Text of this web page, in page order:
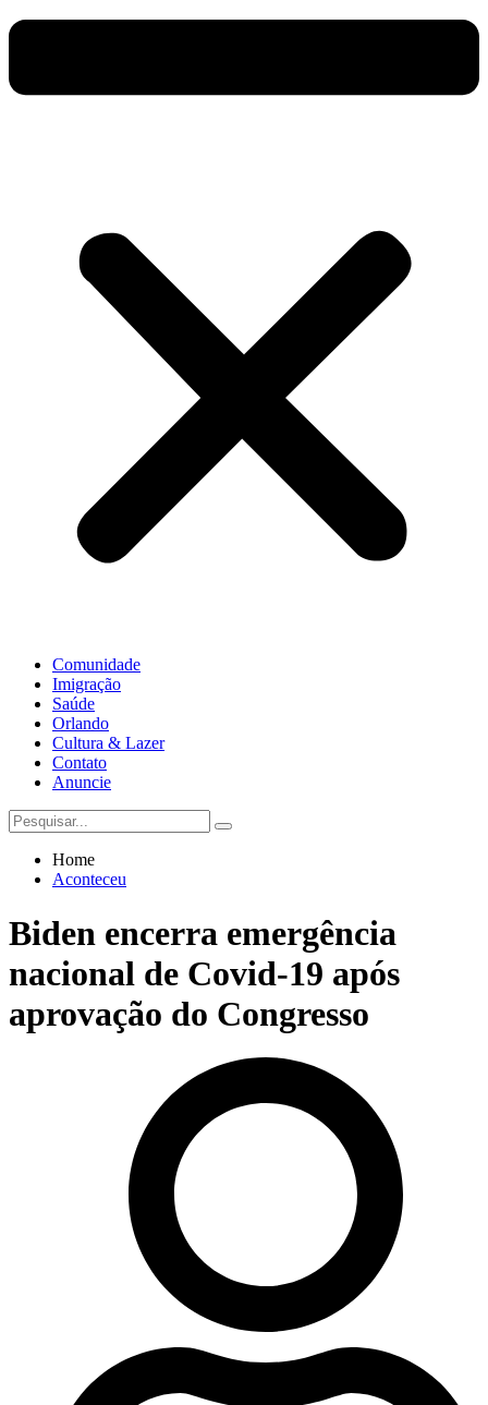
Comunidade
Imigração
Saúde
Orlando
Cultura & Lazer
Contato
Anuncie
Home
Aconteceu
Biden encerra emergência
nacional de Covid-19 após
aprovação do Congresso